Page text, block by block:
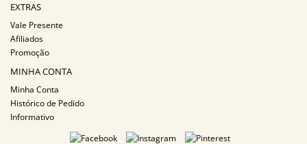
EXTRAS
Vale Presente
Afiliados
Promoção
MINHA CONTA
Minha Conta
Histórico de Pedido
Informativo